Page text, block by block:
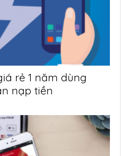
rẻ 1 năm dùng
nạp tiền